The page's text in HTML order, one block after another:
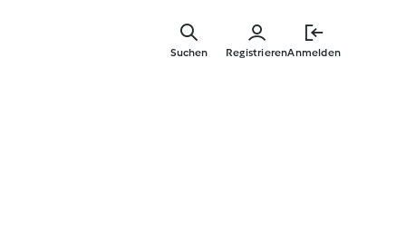
RegistrierenAnmelden
Suchen